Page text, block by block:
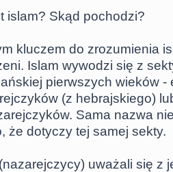
islam? Skąd pochodzi?
kluczem do zrozumienia
Islam wywodzi się z
pierwszych wieków -
(z hebrajskiego)
Sama nazwa
że dotyczy tej samej sekty.
uważali się z